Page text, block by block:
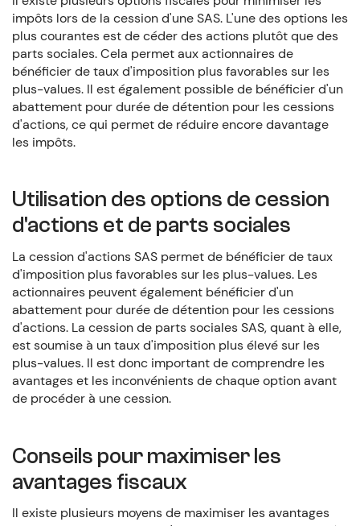
impôts lors de la cession d'une SAS. L'une des options les
plus courantes est de céder des actions plutôt que des
parts sociales. Cela permet aux actionnaires de
bénéficier de taux d'imposition plus favorables sur les
plus-values. Il est également possible de bénéficier d'un
abattement pour durée de détention pour les cessions
d'actions, ce qui permet de réduire encore davantage
les impôts.
Utilisation des options de cession
d'actions et de parts sociales
La cession d'actions SAS permet de bénéficier de taux
d'imposition plus favorables sur les plus-values. Les
actionnaires peuvent également bénéficier d'un
abattement pour durée de détention pour les cessions
d'actions. La cession de parts sociales SAS, quant à elle,
est soumise à un taux d'imposition plus élevé sur les
plus-values. Il est donc important de comprendre les
avantages et les inconvénients de chaque option avant
de procéder à une cession.
Conseils pour maximiser les
avantages fiscaux
Il existe plusieurs moyens de maximiser les avantages